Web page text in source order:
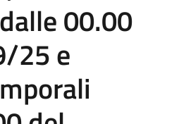
00.00
25 e